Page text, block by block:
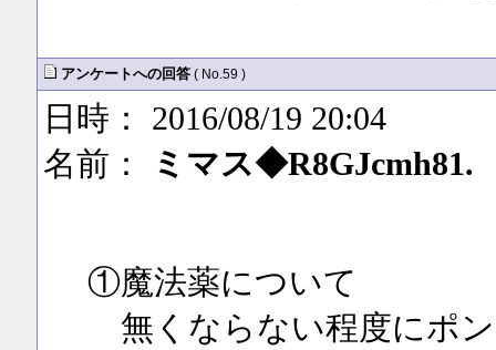
アンケートへの回答 ( No.59 )
日時： 2016/08/19 20:04
名前：
ミマス◆R8GJcmh81.
①魔法薬について
無くならない程度にポ